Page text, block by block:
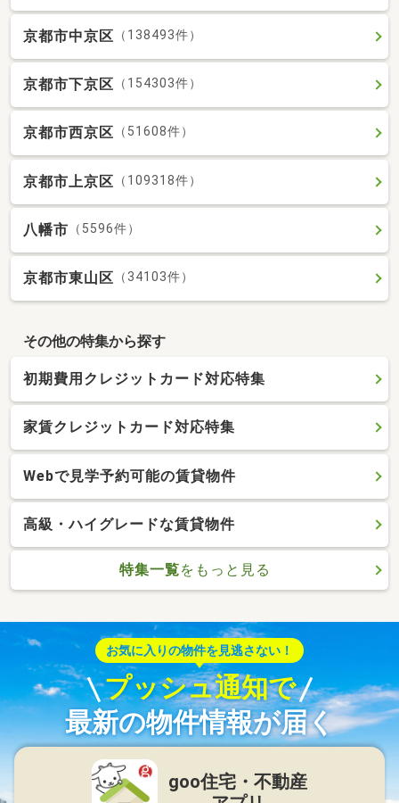
京都市中京区 （138493件）
京都市下京区 （154303件）
京都市西京区 （51608件）
京都市上京区 （109318件）
八幡市 （5596件）
京都市東山区 （34103件）
その他の特集から探す
初期費用クレジットカード対応特集
家賃クレジットカード対応特集
Webで見学予約可能の賃貸物件
高級・ハイグレードな賃貸物件
特集一覧をもっと見る
お気に入りの物件を見逃さない！
プッシュ通知で
最新の物件情報が届く
goo住宅・不動産